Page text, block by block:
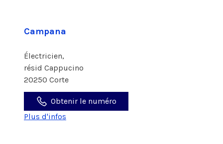
Campana
Électricien,
résid Cappucino
20250 Corte
Obtenir le numéro
Plus d'infos